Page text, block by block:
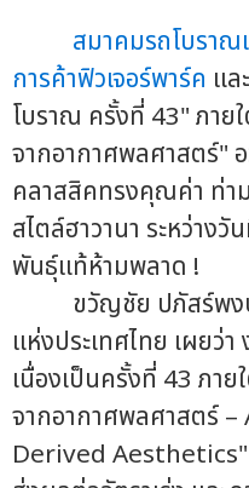
สมาคมรถโบราณ
การค้าฟิวเจอร์พาร์ค แล
โบราณ ครั้งที่ 43" ภา
จากอากาศพลศาสตร์"
คลาสสิคทรงคุณค่า ท่า
สไตล์ฮาวานา ระหว่าง
พันธุ์แท้ห้ามพลาด !
ขวัญชัย ปภัสร์พงษ์
แห่งประเทศไทย เผยว่
เนื่องเป็นครั้งที่ 43 ภ
จากอากาศพลศาสตร์
Derived Aesthetics"